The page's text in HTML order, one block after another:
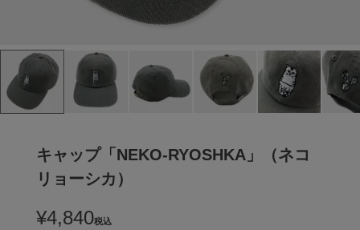
キャップ「NEKO-RYOSHKA」（ネコ
リョーシカ）
¥4,840税込